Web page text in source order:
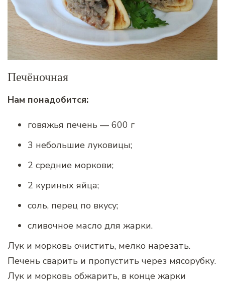
Печёночная
Нам понадобится:
говяжья печень — 600 г
3 небольшие луковицы;
2 средние моркови;
2 куриных яйца;
соль, перец по вкусу;
сливочное масло для жарки.
Лук и морковь очистить, мелко нарезать.
Печень сварить и пропустить через мясорубку.
Лук и морковь обжарить, в конце жарки